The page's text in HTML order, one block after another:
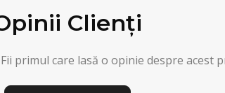
Clienți
primul care lasă o opinie despre acest